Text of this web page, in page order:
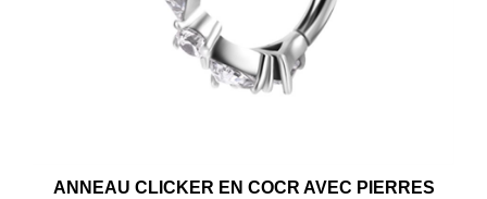
ANNEAU CLICKER EN COCR AVEC PIERRES